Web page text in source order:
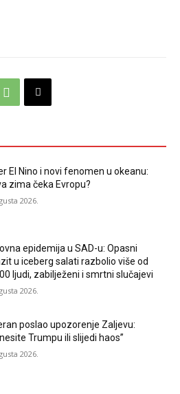
El Nino i novi fenomen u okeanu:
zima čeka Evropu?
2026.
epidemija u SAD-u: Opasni
u iceberg salati razbolio više od
ljudi, zabilježeni i smrtni slučajevi
2026.
poslao upozorenje Zaljevu:
Trumpu ili slijedi haos”
2026.